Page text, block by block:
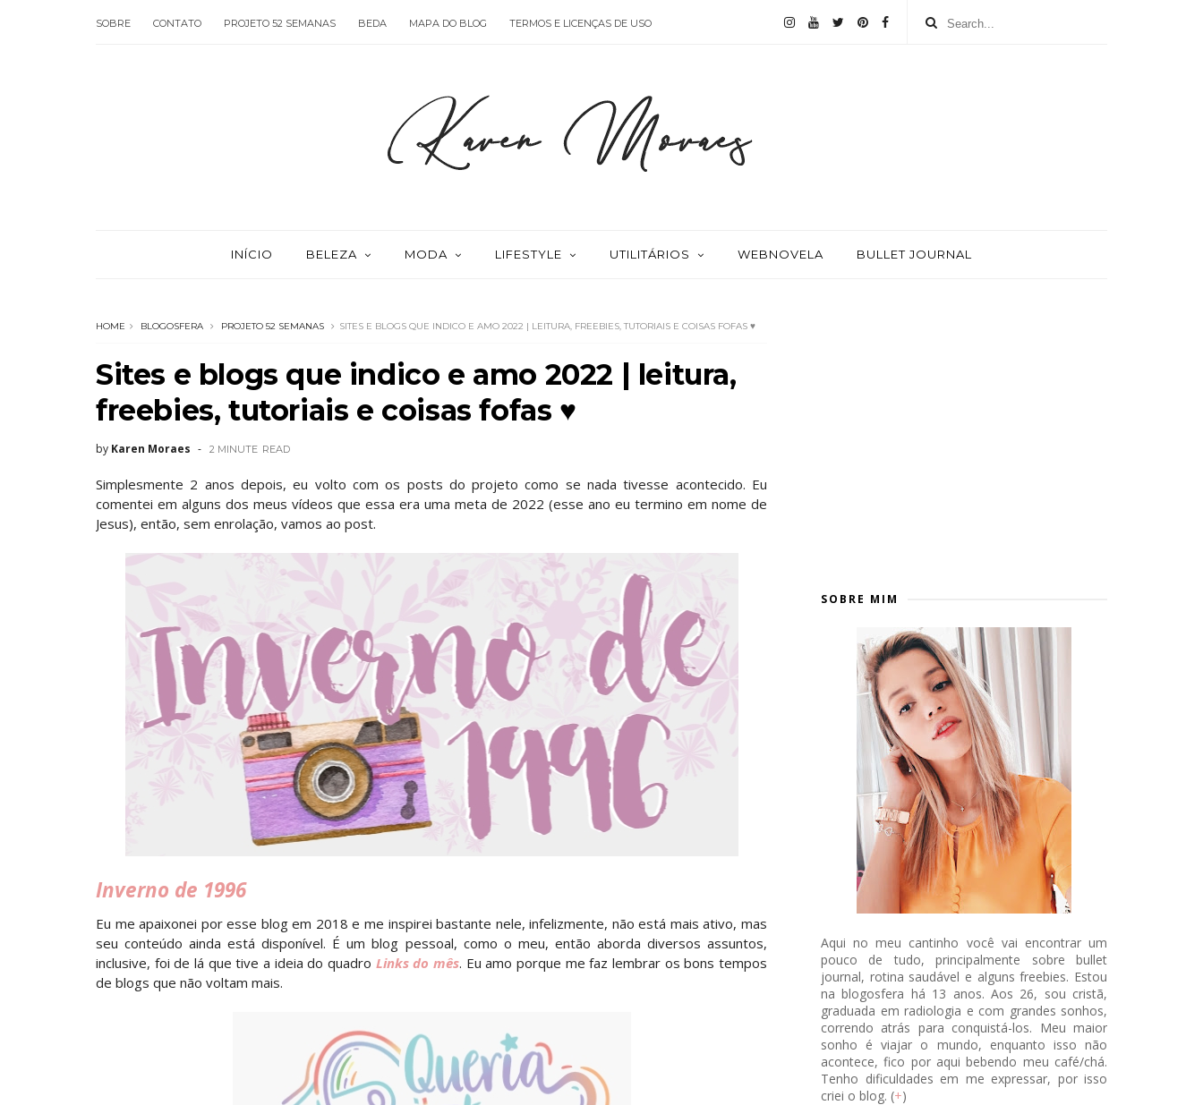
SOBRE CONTATO PROJETO 52 SEMANAS BEDA MAPA DO BLOG TERMOS E LICENÇAS DE USO
INÍCIO BELEZA MODA LIFESTYLE UTILITÁRIOS WEBNOVELA BULLET JOURNAL
HOME BLOGOSFERA PROJETO 52 SEMANAS SITES E BLOGS QUE INDICO E AMO 2022 | LEITURA, FREEBIES, TUTORIAIS E COISAS FOFAS ♥
Sites e blogs que indico e amo 2022 | leitura,
freebies, tutoriais e coisas fofas ♥
by Karen Moraes 2 MINUTE READ
Simplesmente 2 anos depois, eu volto com os posts do projeto como se nada tivesse acontecido. Eu
comentei em alguns dos meus vídeos que essa era uma meta de 2022 (esse ano eu termino em nome de
Jesus), então, sem enrolação, vamos ao post.
Inverno de 1996
Eu me apaixonei por esse blog em 2018 e me inspirei bastante nele, infelizmente, não está mais ativo, mas
seu conteúdo ainda está disponível. É um blog pessoal, como o meu, então aborda diversos assuntos,
inclusive, foi de lá que tive a ideia do quadro Links do mês. Eu amo porque me faz lembrar os bons tempos
de blogs que não voltam mais.
SOBRE MIM
Aqui no meu cantinho você vai encontrar um
pouco de tudo, principalmente sobre bullet
journal, rotina saudável e alguns freebies. Estou
na blogosfera há 13 anos. Aos 26, sou cristã,
graduada em radiologia e com grandes sonhos,
correndo atrás para conquistá-los. Meu maior
sonho é viajar o mundo, enquanto isso não
acontece, fico por aqui bebendo meu café/chá.
Tenho dificuldades em me expressar, por isso
criei o blog. (+)